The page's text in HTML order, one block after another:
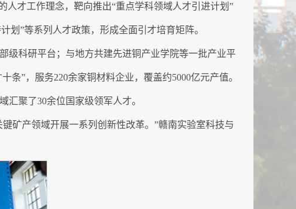
人才工作理念，靶向推出“重点学科领域人才引进计划”
划”等系列人才政策，形成全面引才培育矩阵。
级科研平台；与地方共建先进铜产业学院等一批产业平
条”，服务220余家铜材料企业，覆盖约5000亿元产值。
聚了30余位国家级领军人才。
矿产领域开展一系列创新性改革。”赣南实验室科技与